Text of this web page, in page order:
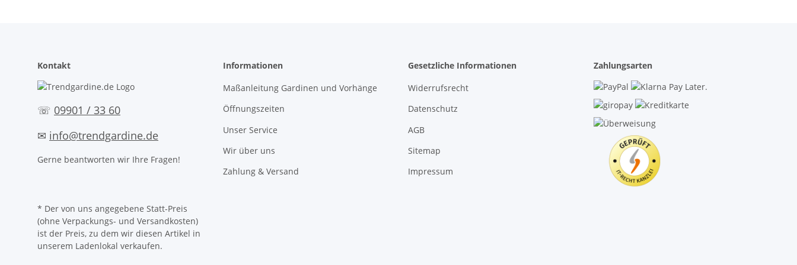
Kontakt
☏ 09901 / 33 60
✉ info@trendgardine.de
Gerne beantworten wir Ihre Fragen!
Informationen
Maßanleitung Gardinen und Vorhänge
Öffnungszeiten
Unser Service
Wir über uns
Zahlung & Versand
Gesetzliche Informationen
Widerrufsrecht
Datenschutz
AGB
Sitemap
Impressum
Zahlungsarten
* Der von uns angegebene Statt-Preis
(ohne Verpackungs- und Versandkosten)
ist der Preis, zu dem wir diesen Artikel in
unserem Ladenlokal verkaufen.